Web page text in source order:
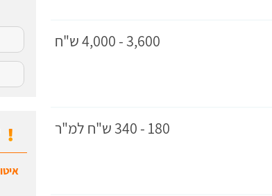
3,600 - 4,000 ש"ח
180 - 340 ש"ח למ"ר